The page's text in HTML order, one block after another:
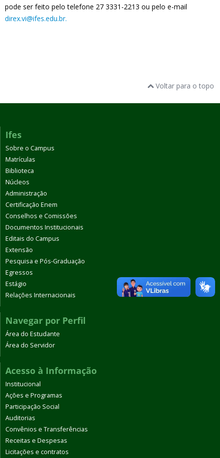
pode ser feito pelo telefone 27 3331-2213 ou pelo e-mail
direx.vi@ifes.edu.br.
Voltar para o topo
Ifes
Sobre o Campus
Matrículas
Biblioteca
Núcleos
Administração
Certificação Enem
Conselhos e Comissões
Documentos Institucionais
Editais do Campus
Extensão
Pesquisa e Pós-Graduação
Egressos
Estágio
Relações Internacionais
Navegar por Perfil
Área do Estudante
Área do Servidor
Acesso à Informação
Institucional
Ações e Programas
Participação Social
Auditorias
Convênios e Transferências
Receitas e Despesas
Licitações e contratos